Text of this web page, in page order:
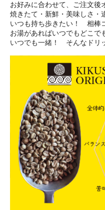
お好みに合わせて、ご注文後
焼きたて・新鮮・美味しさ・
いつも持ち歩きたい！ 相棒
お湯があればいつでもどこで
いつでも一緒！ そんなドリ